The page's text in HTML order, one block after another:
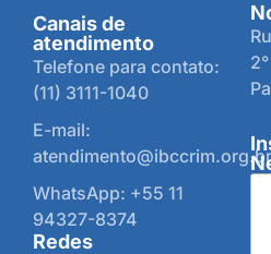
Canais de
atendimento
Telefone para contato:
(11) 3111-1040
E-mail:
atendimento@ibccrim.org.br
WhatsApp: +55 11
94327-8374
Redes